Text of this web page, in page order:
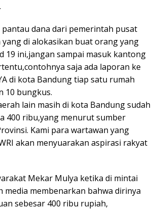
pantau dana dari pemerintah pusat
di alokasikan buat orang yang
19 ini,jangan sampai masuk kantong
saja ada laporan ke
di kota Bandung tiap satu rumah
10 bungkus.
lain masih di kota Bandung sudah
400 ribu,yang menurut sumber
Kami para wartawan yang
akan menyuarakan aspirasi rakyat
Mekar Mulya ketika di mintai
media membenarkan bahwa dirinya
sebesar 400 ribu rupiah,